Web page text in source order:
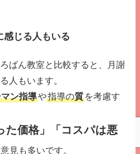
感じる人もいる
ばん教室と比較すると、月謝
人もいます。
ン指導や指導の質を考慮す
た価格」「コスパは悪
見も多いです。